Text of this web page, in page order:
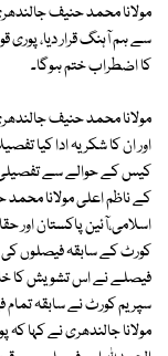
مولانا محمد حنیف
سے ہم آہنگ قرار دیا،
کا اضطراب ختم ہوگا۔
مولانا محمد حنیف
اور ان کا شکریہ ادا کیا
کیس کے حوالے سے تفصیلی
کے ناظم اعلی مولانا
اسلامی،آئین پاکستان اور
کورٹ کے سابقہ فیصلوں
فیصلے نے اس تشویش کا
سپریم کورٹ نے سابقہ تمام
مولانا جالندھری نے کہا